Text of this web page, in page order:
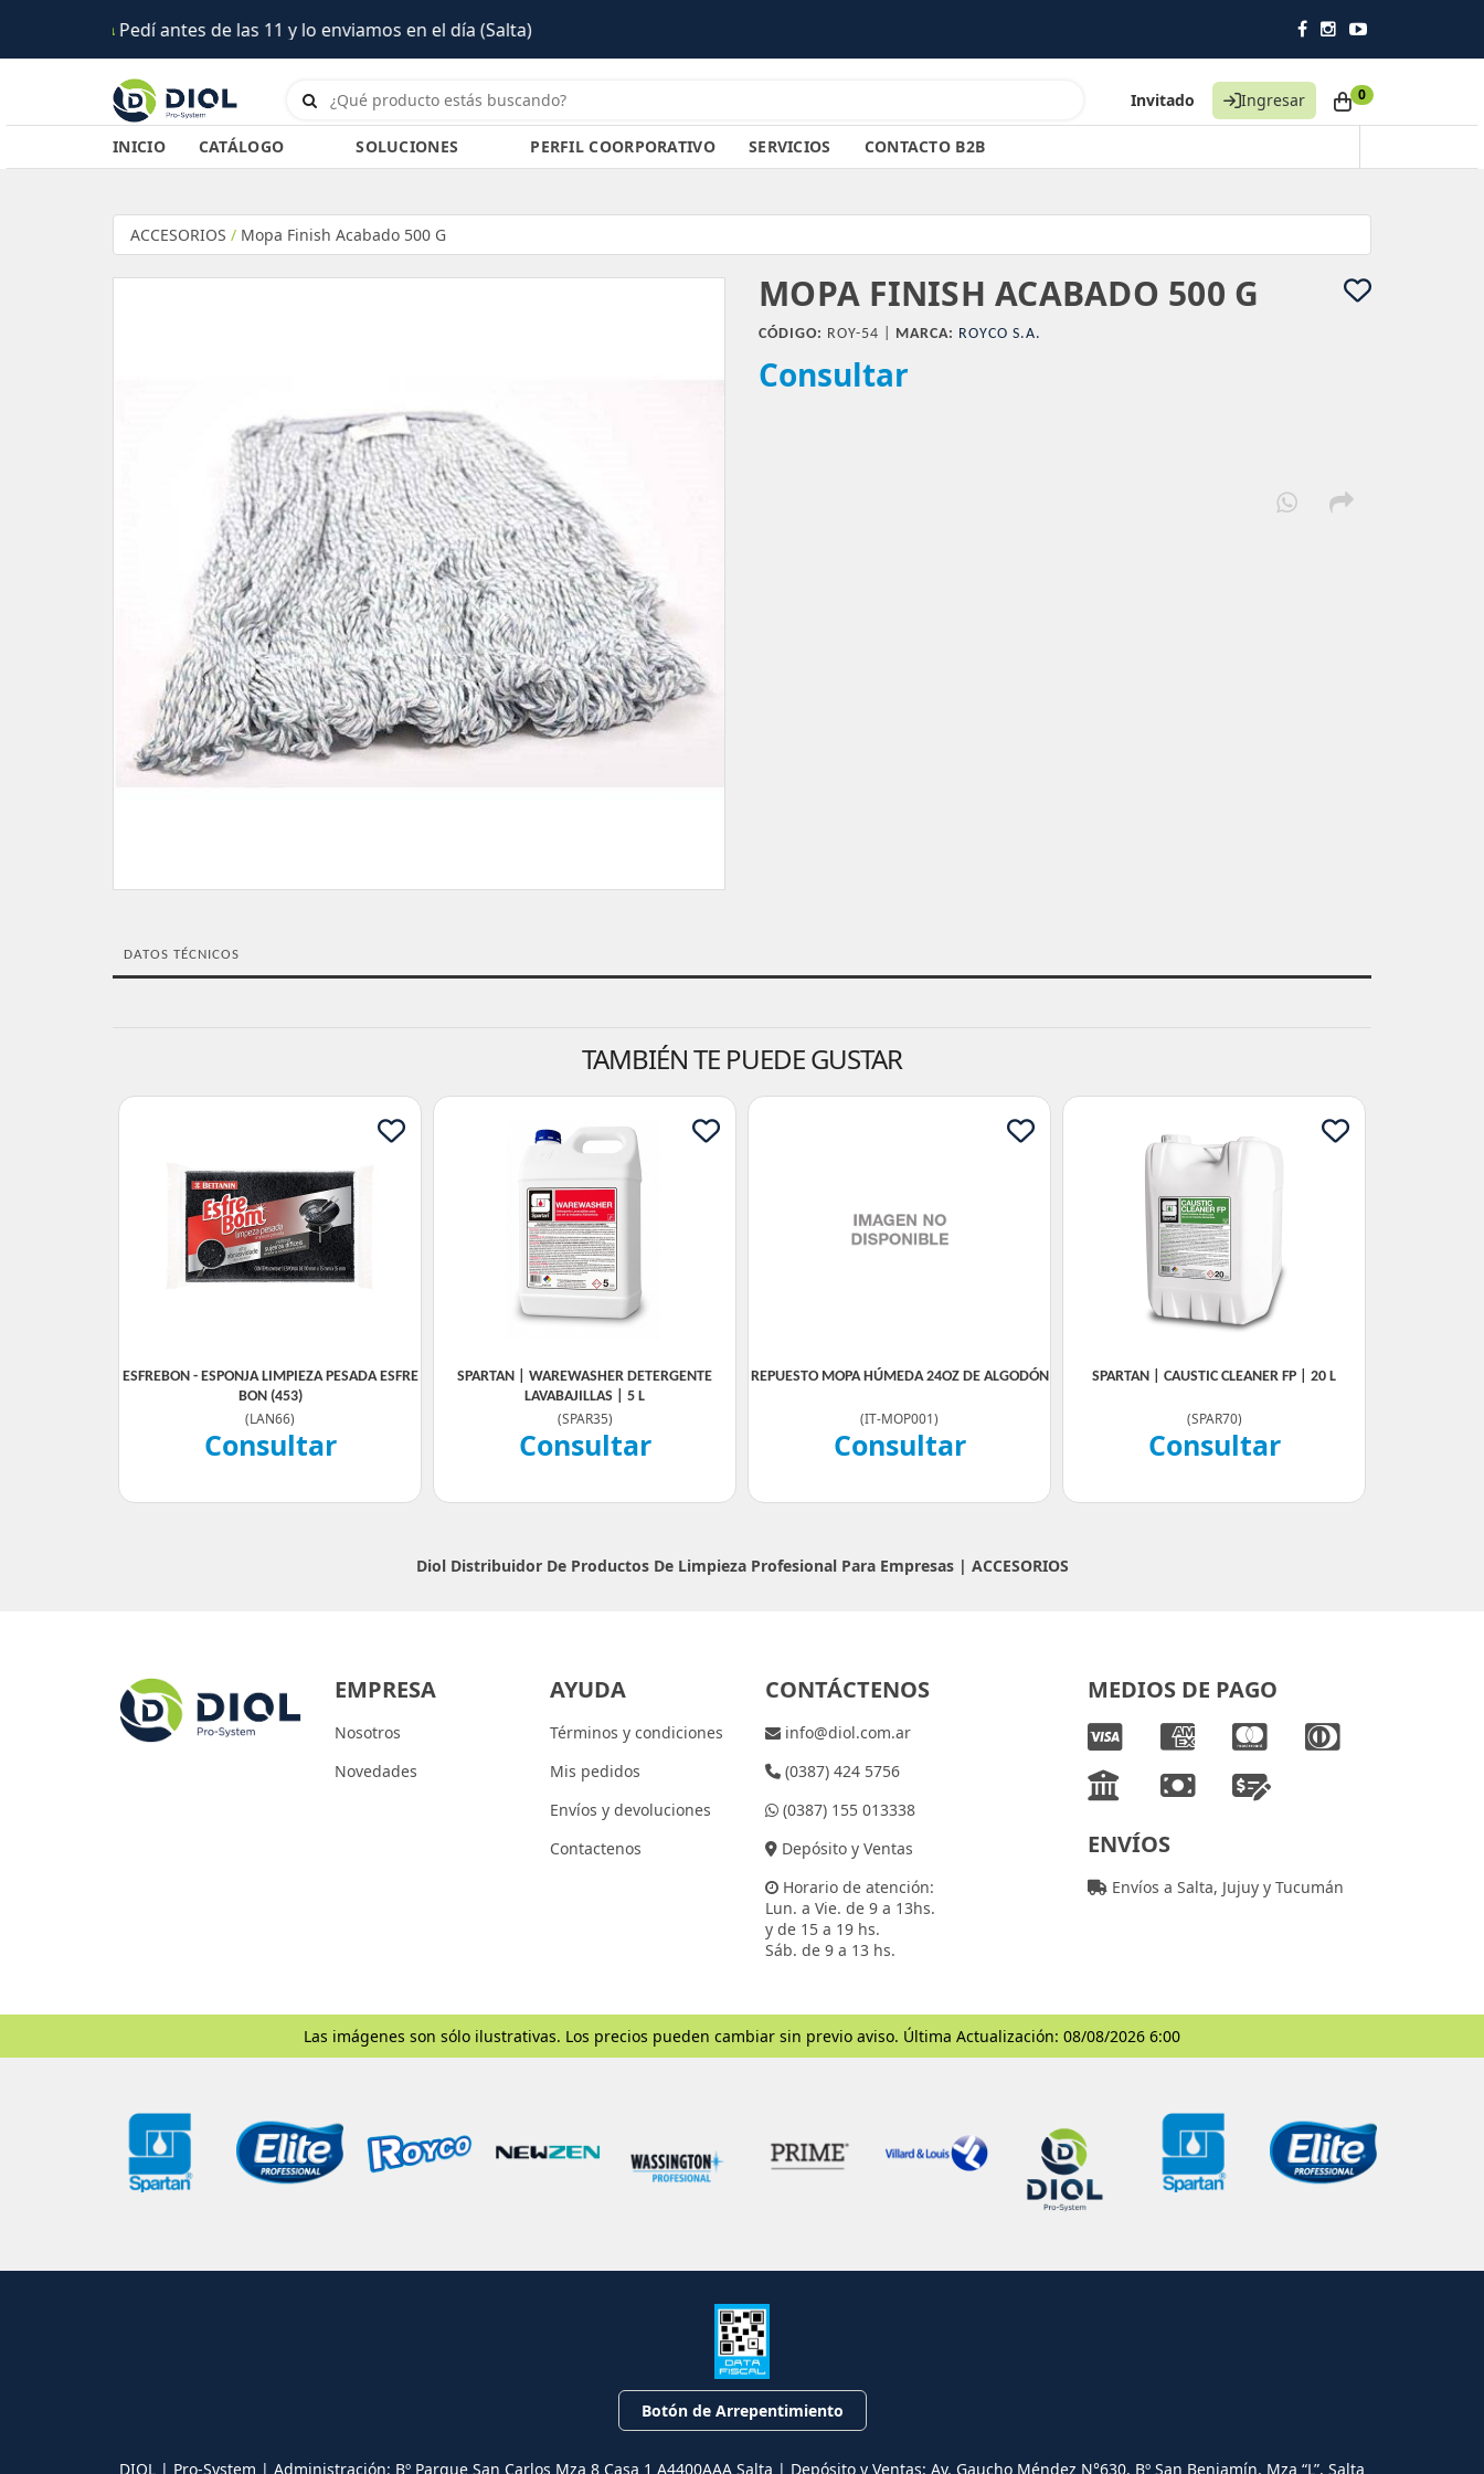
el día (Salta)
Invitado Ingresar 0
INICIO CATÁLOGO SOLUCIONES PERFIL COORPORATIVO SERVICIOS CONTACTO B2B
ACCESORIOS / Mopa Finish Acabado 500 G
MOPA FINISH ACABADO 500 G
CÓDIGO: ROY-54 | MARCA: ROYCO S.A.
Consultar
DATOS TÉCNICOS
TAMBIÉN TE PUEDE GUSTAR
ESFREBON - ESPONJA LIMPIEZA PESADA ESFRE
BON (453)
(LAN66)
Consultar
SPARTAN | WAREWASHER DETERGENTE
LAVABAJILLAS | 5 L
(SPAR35)
Consultar
REPUESTO MOPA HÚMEDA 24OZ DE ALGODÓN
(IT-MOP001)
Consultar
SPARTAN | CAUSTIC CLEANER FP | 20 L
(SPAR70)
Consultar
Diol Distribuidor De Productos De Limpieza Profesional Para Empresas | ACCESORIOS
EMPRESA
Nosotros
Novedades
AYUDA
Términos y condiciones
Mis pedidos
Envíos y devoluciones
Contactenos
CONTÁCTENOS
info@diol.com.ar
(0387) 424 5756
(0387) 155 013338
Depósito y Ventas
Horario de atención:
Lun. a Vie. de 9 a 13hs.
y de 15 a 19 hs.
Sáb. de 9 a 13 hs.
MEDIOS DE PAGO
ENVÍOS
Envíos a Salta, Jujuy y Tucumán
Las imágenes son sólo ilustrativas. Los precios pueden cambiar sin previo aviso. Última Actualización: 08/08/2026 6:00
Botón de Arrepentimiento
DIOL | Pro-System | Administración: Bº Parque San Carlos Mza 8 Casa 1 A4400AAA Salta | Depósito y Ventas: Av. Gaucho Méndez N°630. Bº San Benjamín, Mza “L”, Salta